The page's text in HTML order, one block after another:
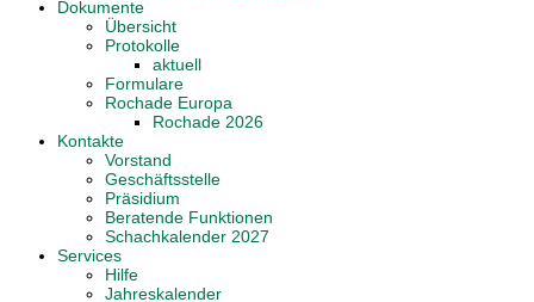
Dokumente
Übersicht
Protokolle
aktuell
Formulare
Rochade Europa
Rochade 2026
Kontakte
Vorstand
Geschäftsstelle
Präsidium
Beratende Funktionen
Schachkalender 2027
Services
Hilfe
Jahreskalender